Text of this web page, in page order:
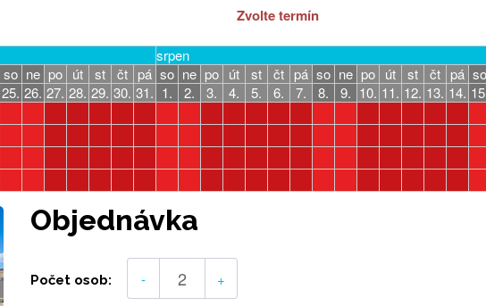
Zvolte termín
srpen
so ne po út st čt pá so ne po út st čt pá so ne po út st čt pá so
25. 26. 27. 28. 29. 30. 31. 1. 2. 3. 4. 5. 6. 7. 8. 9. 10. 11. 12. 13. 14.
Objednávka
Počet osob: - +